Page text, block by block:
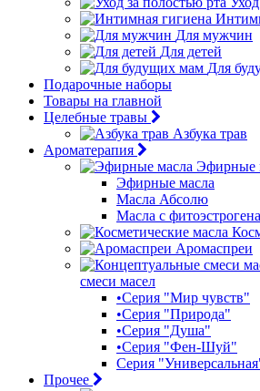
Для мужчин
Для детей
Для
Подарочные наборы
Товары на главной
Целебные травы
Азбука трав
Ароматерапия
Эфирные
Эфирные масла
Масла Абсолю
Масла с
Аромаспреи
смеси масел
•Серия "Мир чувств"
•Серия "Природа"
•Серия "Душа"
•Серия "Фен-Шуй"
Серия
Прочее